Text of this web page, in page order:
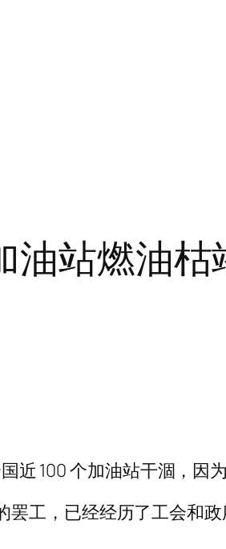
油站燃油枯
100 个加油站干涸，因
罢工，已经经历了工会和